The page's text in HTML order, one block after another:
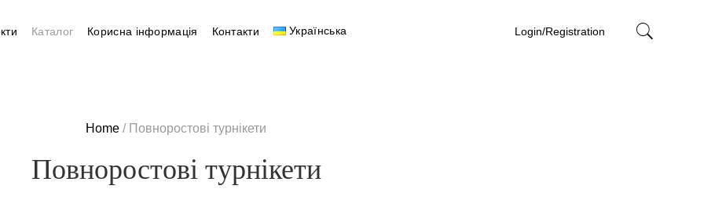
Каталог Корисна інформація Контакти Українська Login/Registration
Home / Повноростові турнікети
Повноростові турнікети